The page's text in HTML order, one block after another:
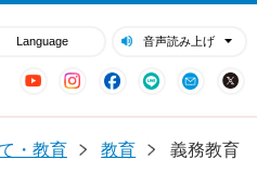
Language 音声読み上げ
YouTubeInstagram
Facebook
LINE Mail
・教育 教育
義務教育